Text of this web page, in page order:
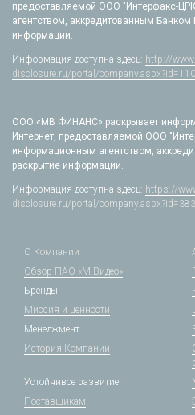
предоставляемой ООО "Интерфакс-
агентством, аккредитованным Банком
информации.
Информация доступна здесь: http://
disclosure.ru/portal/
ООО «МВ ФИНАНС» раскрывает
Интернет, предоставляемой ООО
информационным агентством,
раскрытие информации.
Информация доступна здесь: https://
disclosure.ru/portal/
О Компании
Обзор ПАО «М.Видео»
Бренды
Миссия и ценности
Менеджмент
История Компании
Устойчивое развитие
Поставщикам